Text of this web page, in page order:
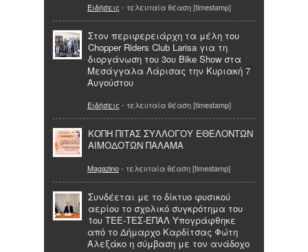
Ειδήσεις - τελευταία θέαση [timestamp]
Στον περιφερειάρχη τα μέλη του
Chopper Riders Club Larisa για τη
διοργάνωση του 3ου Bike Show στα
Μεσάγγαλα Λάρισας την Κυριακή 7
Αυγούστου
Ειδήσεις - τελευταία θέαση [timestamp]
ΚΟΠΗ ΠΙΤΑΣ ΣΥΛΛΟΓΟΥ ΕΘΕΛΟΝΤΩΝ
ΑΙΜΟΔΟΤΩΝ ΠΑΛΑΜΑ
Magazino- τελευταία θέαση [timestamp]
Συνδέεται με το δίκτυο φυσικού
αερίου το σχολικό συγκρότημα του
1ου ΤΕΕ-ΤΕΣ-ΕΠΑΛ Υπογράφθηκε
από το Δήμαρχο Καρδίτσας Φώτη
Αλεξάκο η σύμβαση με τον ανάδοχο